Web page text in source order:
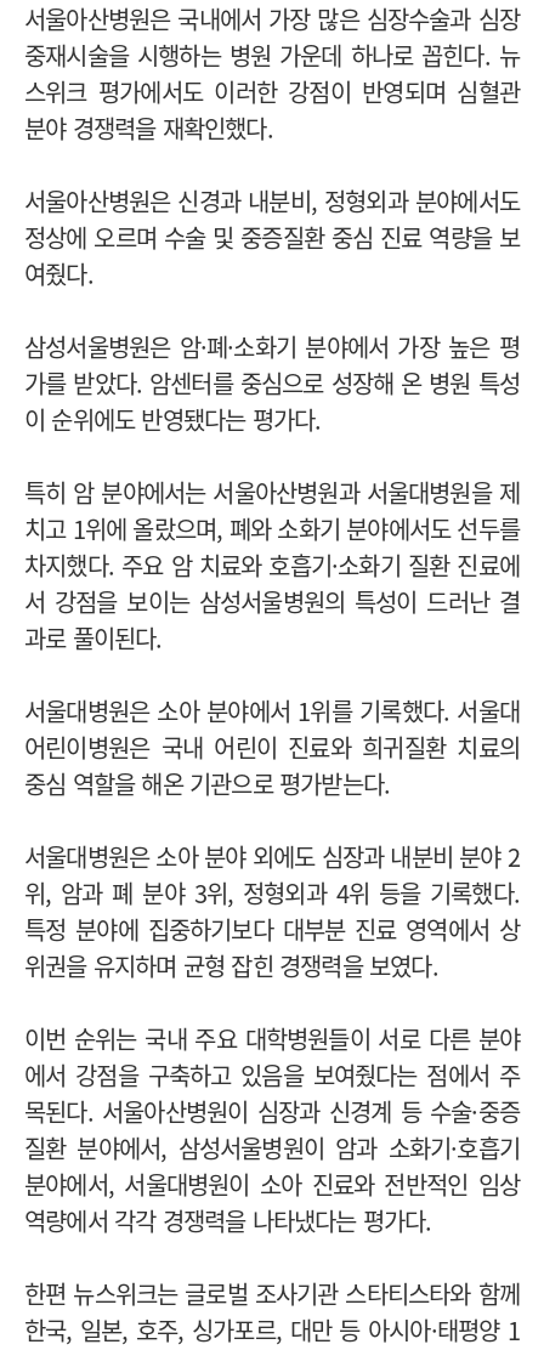
서울아산병원은 국내에서 가장 많은 심장수술과 심장
중재시술을 시행하는 병원 가운데 하나로 꼽힌다. 뉴
스위크 평가에서도 이러한 강점이 반영되며 심혈관
분야 경쟁력을 재확인했다.
서울아산병원은 신경과 내분비, 정형외과 분야에서도
정상에 오르며 수술 및 중증질환 중심 진료 역량을 보
여줬다.
삼성서울병원은 암·폐·소화기 분야에서 가장 높은 평
가를 받았다. 암센터를 중심으로 성장해 온 병원 특성
이 순위에도 반영됐다는 평가다.
특히 암 분야에서는 서울아산병원과 서울대병원을 제
치고 1위에 올랐으며, 폐와 소화기 분야에서도 선두를
차지했다. 주요 암 치료와 호흡기·소화기 질환 진료에
서 강점을 보이는 삼성서울병원의 특성이 드러난 결
과로 풀이된다.
서울대병원은 소아 분야에서 1위를 기록했다. 서울대
어린이병원은 국내 어린이 진료와 희귀질환 치료의
중심 역할을 해온 기관으로 평가받는다.
서울대병원은 소아 분야 외에도 심장과 내분비 분야 2
위, 암과 폐 분야 3위, 정형외과 4위 등을 기록했다.
특정 분야에 집중하기보다 대부분 진료 영역에서 상
위권을 유지하며 균형 잡힌 경쟁력을 보였다.
이번 순위는 국내 주요 대학병원들이 서로 다른 분야
에서 강점을 구축하고 있음을 보여줬다는 점에서 주
목된다. 서울아산병원이 심장과 신경계 등 수술·중증
질환 분야에서, 삼성서울병원이 암과 소화기·호흡기
분야에서, 서울대병원이 소아 진료와 전반적인 임상
역량에서 각각 경쟁력을 나타냈다는 평가다.
한편 뉴스위크는 글로벌 조사기관 스타티스타와 함께
한국, 일본, 호주, 싱가포르, 대만 등 아시아·태평양 1